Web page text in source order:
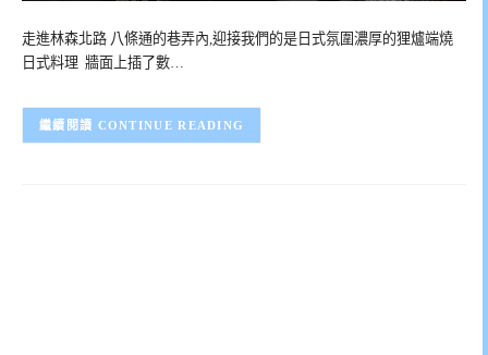
走進林森北路 八條通的巷弄內,迎接我們的是日式氛圍濃厚的狸爐端燒
日式料理 牆面上插了數…
CONTINUE READING